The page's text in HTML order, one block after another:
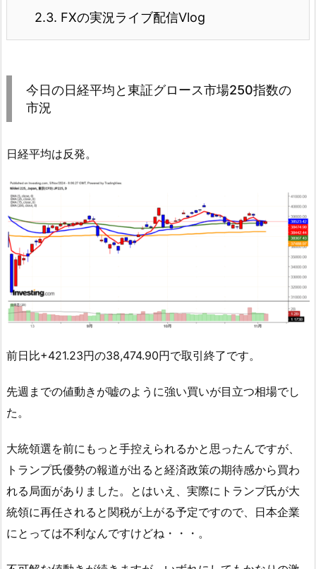
2.3. FXの実況ライブ配信Vlog
今日の日経平均と東証グロース市場250指数の
市況
日経平均は反発。
前日比+421.23円の38,474.90円で取引終了です。
先週までの値動きが嘘のように強い買いが目立つ相場でし
た。
大統領選を前にもっと手控えられるかと思ったんですが、
トランプ氏優勢の報道が出ると経済政策の期待感から買わ
れる局面がありました。とはいえ、実際にトランプ氏が大
統領に再任されると関税が上がる予定ですので、日本企業
にとっては不利なんですけどね・・・。